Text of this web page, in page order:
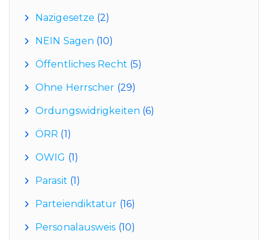
Nazigesetze (2)
NEIN Sagen (10)
Öffentliches Recht (5)
Ohne Herrscher (29)
Ordungswidrigkeiten (6)
ÖRR (1)
OWIG (1)
Parasit (1)
Parteiendiktatur (16)
Personalausweis (10)